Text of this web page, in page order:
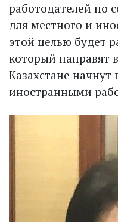
работодателей по
для местного и
этой целью будет
который направят
Казахстане
иностранными